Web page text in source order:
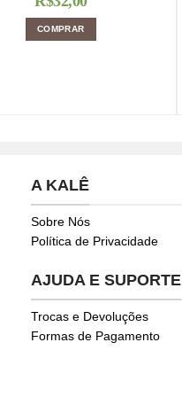
COMPRAR
A KALÊ
Sobre Nós
Política de Privacidade
AJUDA E SUPORTE
Trocas e Devoluções
Formas de Pagamento